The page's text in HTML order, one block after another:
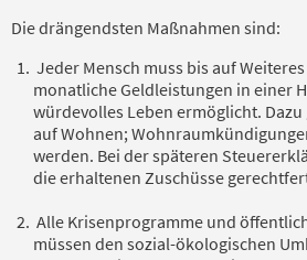
Die drängendsten Maßnahmen sind:
Jeder Mensch muss bis auf
monatliche Geldleistungen in einer
würdevolles Leben ermöglicht.
auf Wohnen;
werden. Bei der späteren
die erhaltenen Zuschüsse
Alle Krisenprogramme und
müssen den sozial-ökologischen